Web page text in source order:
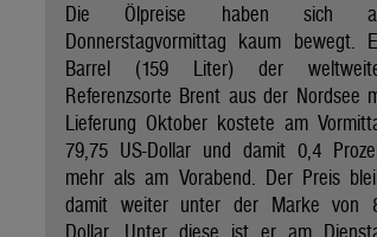
Die Ölpreise haben sich
Donnerstagvormittag kaum bewegt.
Barrel (159 Liter) der
Referenzsorte Brent aus der Nordsee
Lieferung Oktober kostete am
79,75 US-Dollar und damit 0,4
mehr als am Vorabend. Der Preis
damit weiter unter der Marke von
Dollar. Unter diese ist er am